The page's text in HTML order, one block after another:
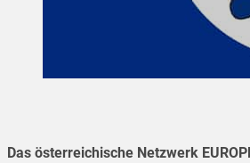
Das österreichische Netzwerk